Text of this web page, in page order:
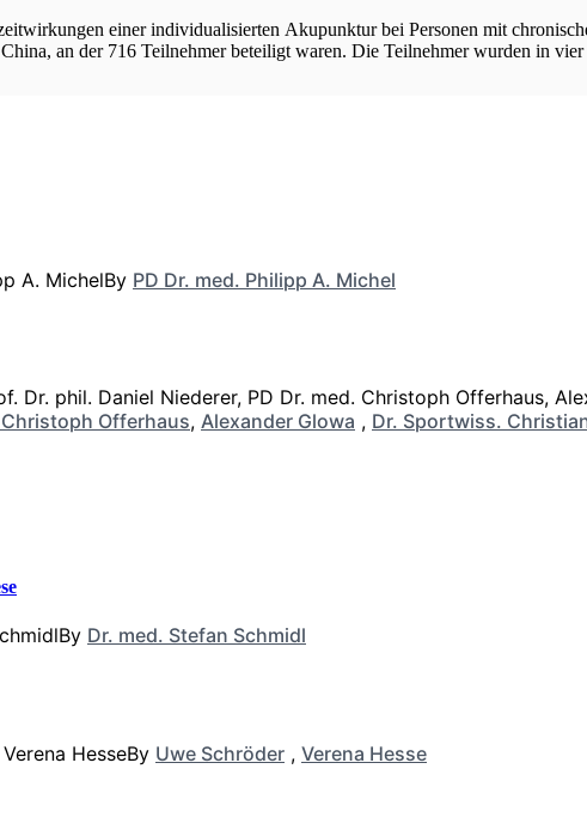
einer individualisierten Akupunktur bei Personen mit
an der 716 Teilnehmer beteiligt waren. Die Teilnehmer wurden in
By PD Dr. med. Philipp A. Michel
Christoph Offerhaus, Alexander Glowa , Dr. Sportwiss.
By Dr. med. Stefan Schmidl
By Uwe Schröder , Verena Hesse